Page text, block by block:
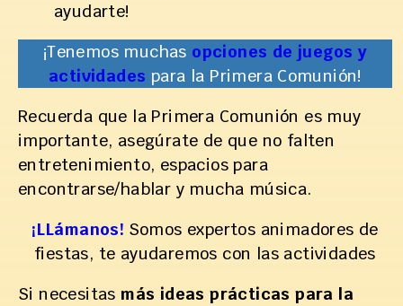
ayudarte!
¡Tenemos muchas opciones de juegos y
actividades para la Primera Comunión!
Recuerda que la Primera Comunión es muy
importante, asegúrate de que no falten
entretenimiento, espacios para
encontrarse/hablar y mucha música.
¡LLámanos! Somos expertos animadores de
fiestas, te ayudaremos con las actividades
Si necesitasmás ideas prácticas para la